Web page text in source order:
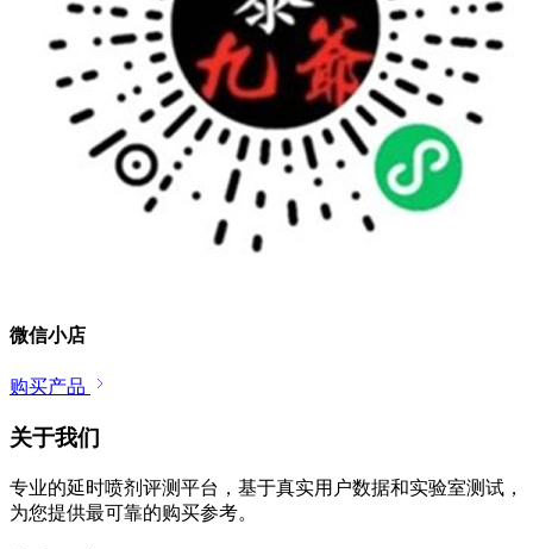
微信小店
购买产品
关于我们
专业的延时喷剂评测平台，基于真实用户数据和实验室测试，
为您提供最可靠的购买参考。